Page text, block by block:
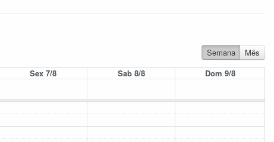
Semana
Mês
Sex 7/8 Sab 8/8
Dom 9/8